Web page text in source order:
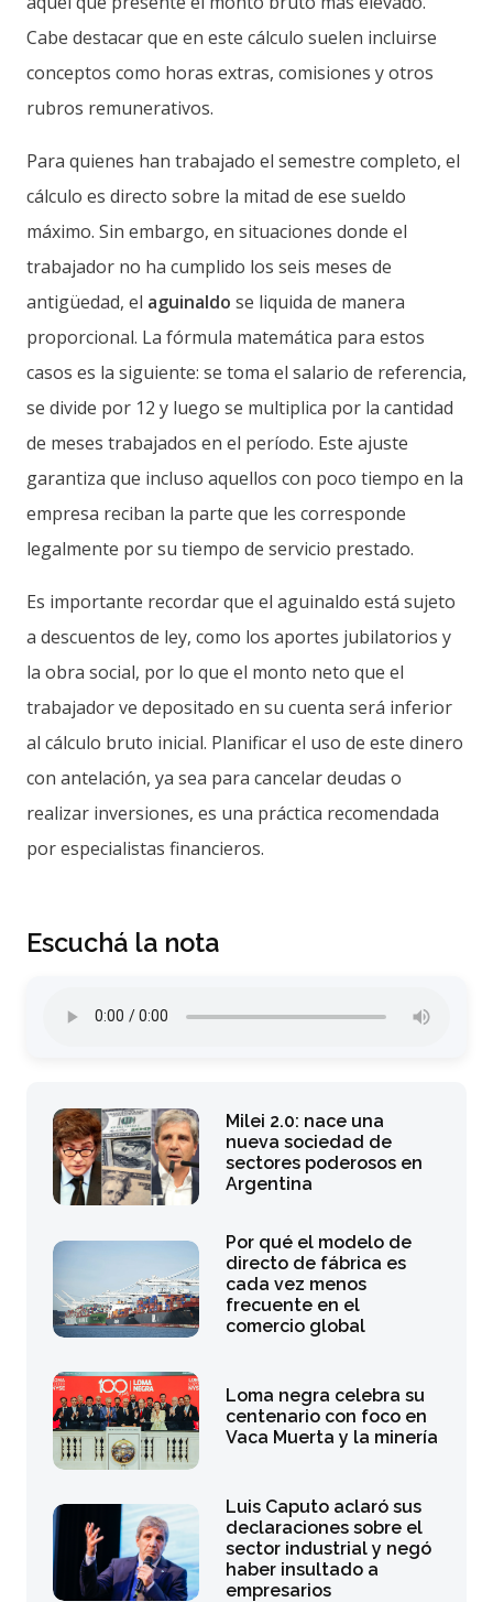
Cabe destacar que en este cálculo suelen incluirse
conceptos como horas extras, comisiones y otros
rubros remunerativos.
Para quienes han trabajado el semestre completo, el
cálculo es directo sobre la mitad de ese sueldo
máximo. Sin embargo, en situaciones donde el
trabajador no ha cumplido los seis meses de
antigüedad, el aguinaldo se liquida de manera
proporcional. La fórmula matemática para estos
casos es la siguiente: se toma el salario de referencia,
se divide por 12 y luego se multiplica por la cantidad
de meses trabajados en el período. Este ajuste
garantiza que incluso aquellos con poco tiempo en la
empresa reciban la parte que les corresponde
legalmente por su tiempo de servicio prestado.
Es importante recordar que el aguinaldo está sujeto
a descuentos de ley, como los aportes jubilatorios y
la obra social, por lo que el monto neto que el
trabajador ve depositado en su cuenta será inferior
al cálculo bruto inicial. Planificar el uso de este dinero
con antelación, ya sea para cancelar deudas o
realizar inversiones, es una práctica recomendada
por especialistas financieros.
Escuchá la nota
Milei 2.0: nace una
nueva sociedad de
sectores poderosos en
Argentina
Por qué el modelo de
directo de fábrica es
cada vez menos
frecuente en el
comercio global
Loma negra celebra su
centenario con foco en
Vaca Muerta y la minería
Luis Caputo aclaró sus
declaraciones sobre el
sector industrial y negó
haber insultado a
empresarios